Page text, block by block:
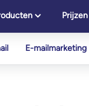
Prijzen
E-mailmarketing